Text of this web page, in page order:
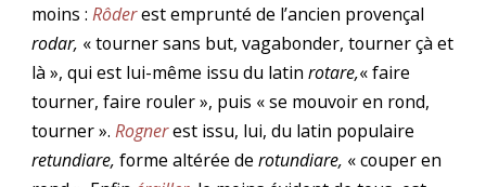
moins :Rôderest emprunté de l’ancien provençal
rodar, « tourner sans but, vagabonder, tourner çà et
là », qui est lui-même issu du latinrotare,« faire
tourner, faire rouler », puis « se mouvoir en rond,
tourner ».Rognerest issu, lui, du latin populaire
retundiare, forme altérée derotundiare, « couper en